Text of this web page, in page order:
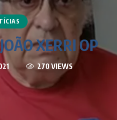
XERRI OP
270 VIEWS